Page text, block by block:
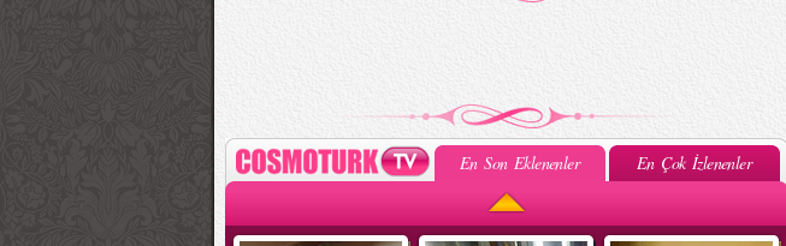
En Son Eklenenler En Çok İzlenenler